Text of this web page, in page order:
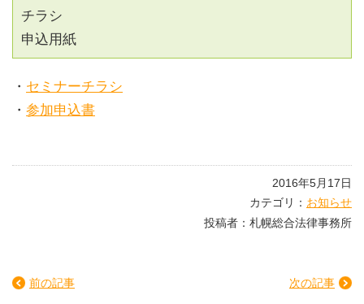
チラシ
申込用紙
・ セミナーチラシ
・ 参加申込書
2016年5月17日
カテゴリ： お知らせ
投稿者：札幌総合法律事務所
前の記事 次の記事